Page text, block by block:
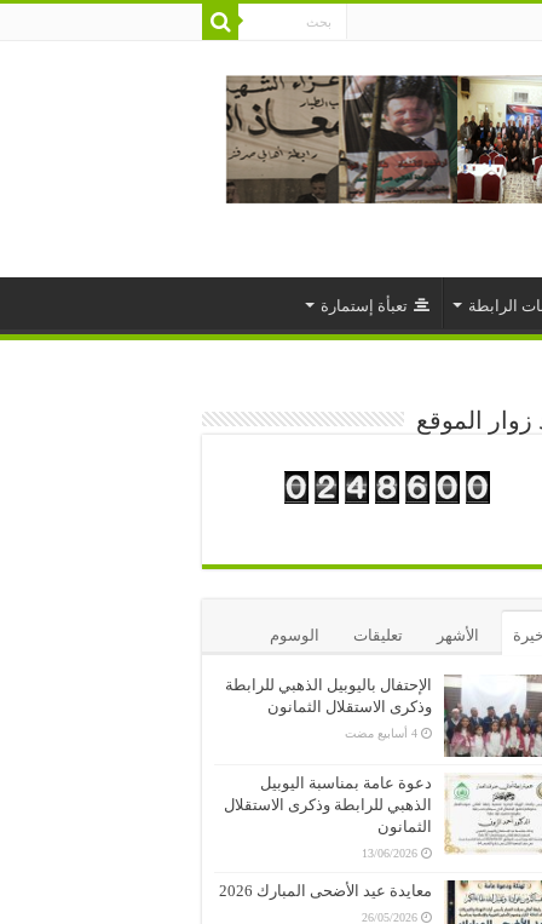
الرابطة تعبأة إستمارة
زوار الموقع
الأشهر تعليقات الوسوم
الإحتفال باليوبيل الذهبي للرابطة
وذكرى الاستقلال الثمانون
دعوة عامة بمناسبة اليوبيل
الذهبي للرابطة وذكرى الاستقلال
الثمانون
13/06/2026
معايدة عيد الأضحى المبارك 2026
26/05/2026